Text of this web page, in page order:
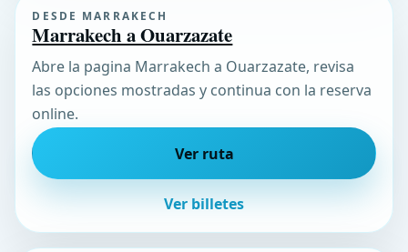
DESDE MARRAKECH
Marrakech a Ouarzazate
Abre la pagina Marrakech a Ouarzazate, revisa
las opciones mostradas y continua con la reserva
online.
Ver ruta
Ver billetes